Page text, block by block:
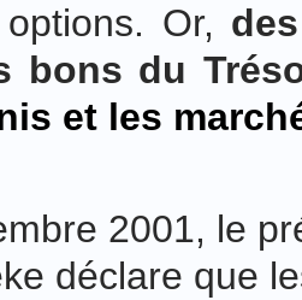
Or,
bons du
et les
2001, le
déclare que